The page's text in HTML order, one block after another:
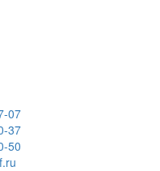
07
37
50